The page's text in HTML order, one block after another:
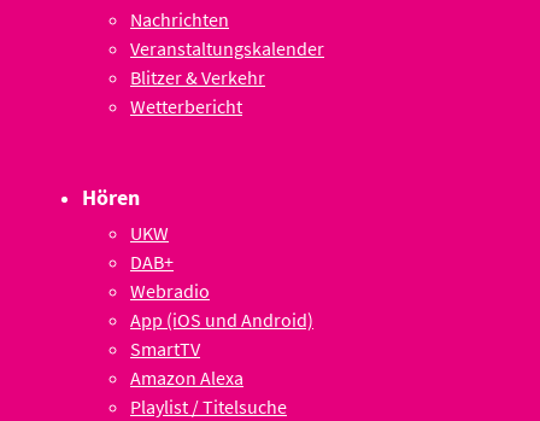
Nachrichten
Veranstaltungskalender
Blitzer & Verkehr
Wetterbericht
Hören
UKW
DAB+
Webradio
App (iOS und Android)
SmartTV
Amazon Alexa
Playlist / Titelsuche